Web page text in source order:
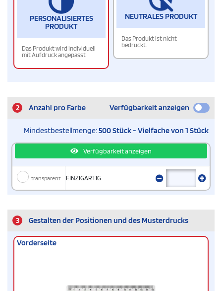
PERSONALISIERTES
PRODUKT
Das Produkt wird individuell
mit Aufdruck angepasst
NEUTRALES PRODUKT
Das Produkt ist nicht
bedruckt.
2 Anzahl pro Farbe Verfügbarkeit anzeigen
Mindestbestellmenge:500 Stück - Vielfache von 1 Stück
Verfügbarkeit anzeigen
transparent EINZIGARTIG
3 Gestalten der Positionen und des Musterdrucks
Vorderseite